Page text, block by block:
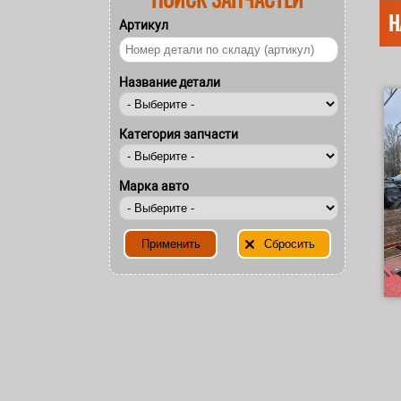
Артикул
Название детали
Категория запчасти
Марка авто